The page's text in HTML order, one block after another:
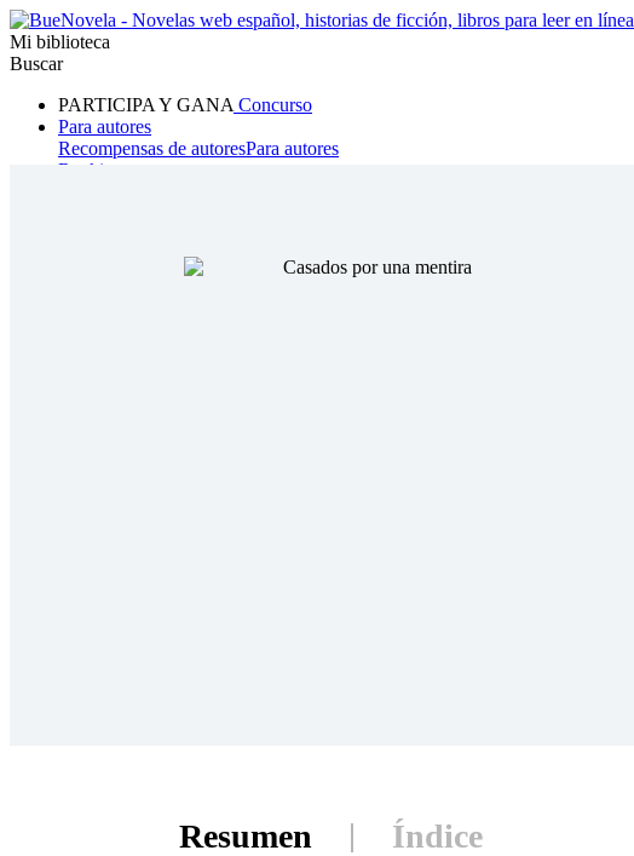
Mi biblioteca
Buscar
PARTICIPA Y GANA Concurso
Para autores
Recompensas de autoresPara autores
Ranking
Hombre lobo Mafia FantasíaUrbano
Resumen Índice